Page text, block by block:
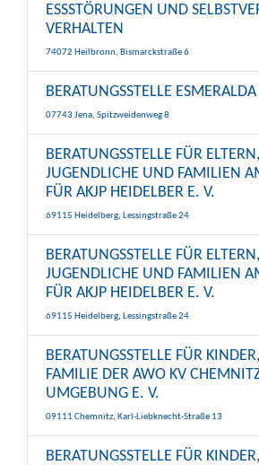
ESSSTÖRUNGEN UND
VERHALTEN
74072 Heilbronn, Bismarckstraße 6
BERATUNGSSTELLE ESMERALDA
07743 Jena, Spitzweidenweg 8
BERATUNGSSTELLE FÜR
JUGENDLICHE UND FAMILIEN
FÜR AKJP HEIDELBER E. V.
69115 Heidelberg, Lessingstraße 24
BERATUNGSSTELLE FÜR
JUGENDLICHE UND FAMILIEN
FÜR AKJP HEIDELBER E. V.
69115 Heidelberg, Lessingstraße 24
BERATUNGSSTELLE FÜR
FAMILIE DER AWO KV
UMGEBUNG E. V.
09111 Chemnitz, Karl-Liebknecht-Straße 13
BERATUNGSSTELLE FÜR